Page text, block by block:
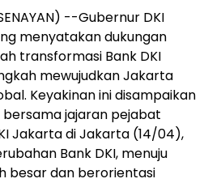
--Gubernur DKI
menyatakan dukungan
transformasi Bank DKI
mewujudkan Jakarta
Keyakinan ini disampaikan
jajaran pejabat
Jakarta di Jakarta (14/04),
Bank DKI, menuju
besar dan berorientasi